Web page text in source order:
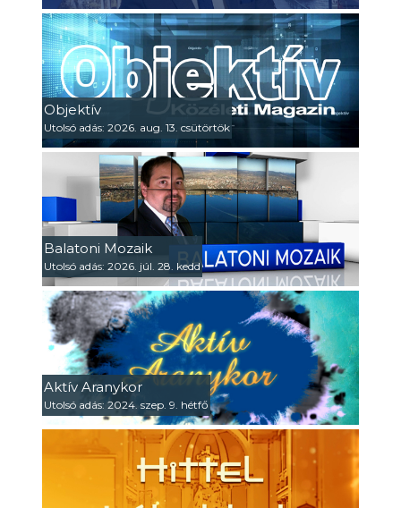
Objektív
Utolsó adás: 2026. aug. 13. csütörtök
Balatoni Mozaik
Utolsó adás: 2026. júl. 28. kedd
Aktív Aranykor
Utolsó adás: 2024. szep. 9. hétfő